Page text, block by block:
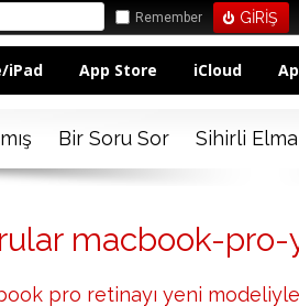
Remember
iPad App Store iCloud
Bir Soru Sor Sihirli Elma
macbook-pro-
pro retinayı yeni